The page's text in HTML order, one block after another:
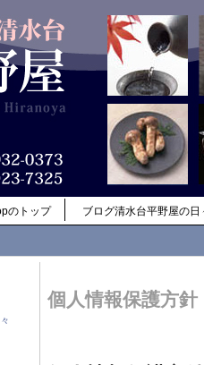
のトップ ブログ清水台平野屋の日
個人情報保護方針